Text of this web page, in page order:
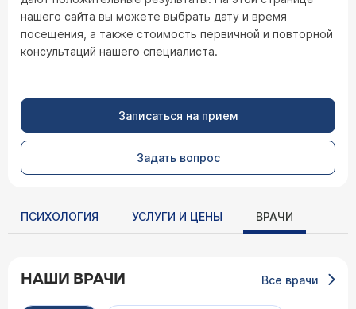
нашего сайта вы можете выбрать дату и время
посещения, а также стоимость первичной и повторной
консультаций нашего специалиста.
Записаться на прием
Задать вопрос
ПСИХОЛОГИЯ УСЛУГИ И ЦЕНЫ ВРАЧИ
НАШИ ВРАЧИ Все врачи